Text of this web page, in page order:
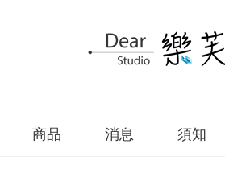
商品 消息 須知